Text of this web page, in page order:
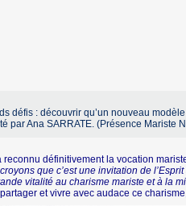
défis : découvrir qu’un nouveau
par Ana SARRATE. (Présence Mariste
reconnu définitivement la vocation
que c’est une invitation de
vitalité au charisme mariste et à la
et vivre avec audace ce